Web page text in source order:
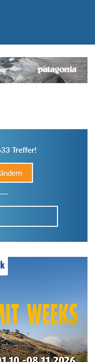
Treffer!